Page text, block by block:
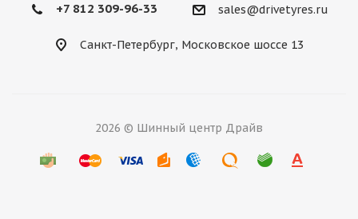
+7 812 309-96-33 sales@drivetyres.ru
Санкт-Петербург, Московское шоссе 13
2026 © Шинный центр Драйв